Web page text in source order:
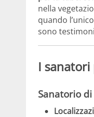
nella
quando
sono
I
Sanatorio di